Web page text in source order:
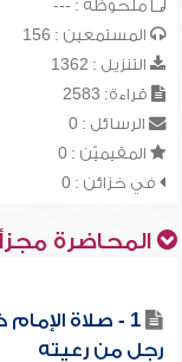
ملحوظة : ---
المستمعين : 156
التنزيل : 1362
قراءة: 2583
الرسائل : 0
المقيميّن : 0
في خزائن : 0
المحاضرة
1 - صلاة
رجل من رعيته